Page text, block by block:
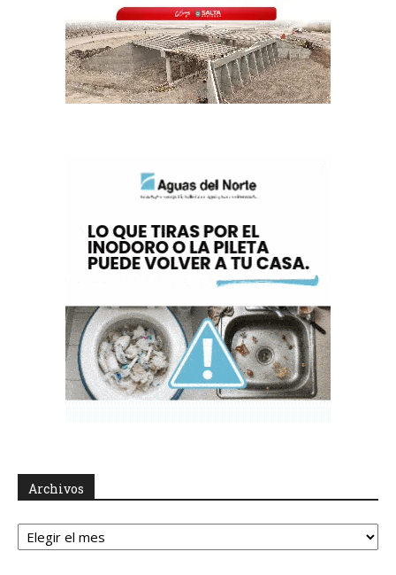
Archivos
Archivos